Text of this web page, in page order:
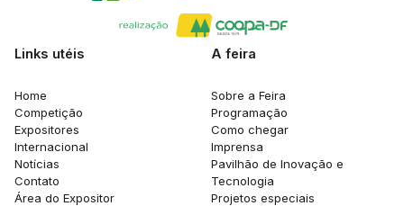
Links utéis
Home
Competição
Expositores
Internacional
Notícias
Contato
Área do Expositor
A feira
Sobre a Feira
Programação
Como chegar
Imprensa
Pavilhão de Inovação e
Tecnologia
Projetos especiais